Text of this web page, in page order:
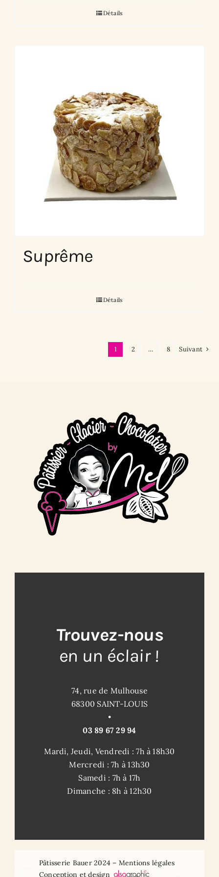
Détails
Suprême
Détails
1 2 … 8 Suivant
Trouvez-nous
en un éclair !
74, rue de Mulhouse
68300 SAINT-LOUIS
•
03 89 67 29 94
Mardi, Jeudi, Vendredi : 7h à 18h30
Mercredi : 7h à 13h30
Samedi : 7h à 17h
Dimanche : 8h à 12h30
Pâtisserie Bauer 2024 – Mentions légales
Conception et design